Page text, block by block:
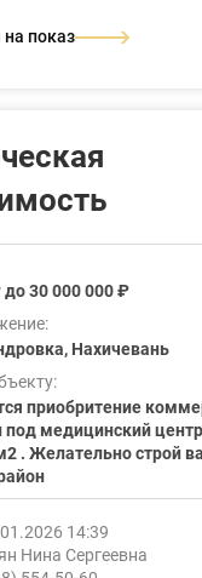
показ
до 30 000 000 ₽
Нахичевань
приобритение
медицинский
. Желательно строй
14:39
Нина Сергеевна